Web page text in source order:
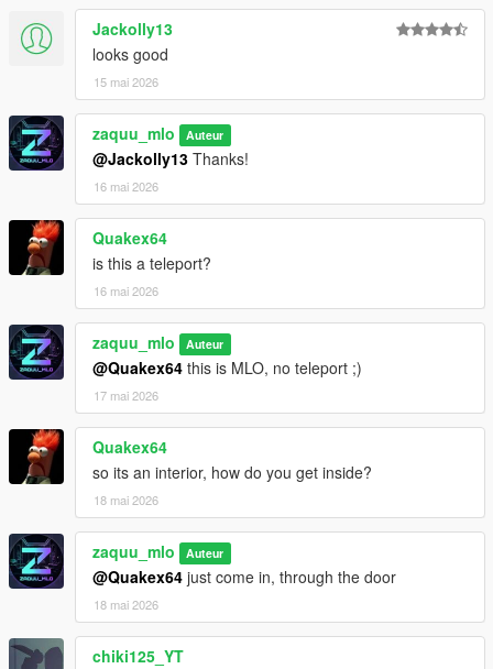
Jackolly13
looks good
15 mai 2026
zaquu_mlo Auteur
@Jackolly13 Thanks!
16 mai 2026
Quakex64
is this a teleport?
16 mai 2026
zaquu_mlo Auteur
@Quakex64 this is MLO, no teleport ;)
17 mai 2026
Quakex64
so its an interior, how do you get inside?
18 mai 2026
zaquu_mlo Auteur
@Quakex64 just come in, through the door
18 mai 2026
chiki125_YT